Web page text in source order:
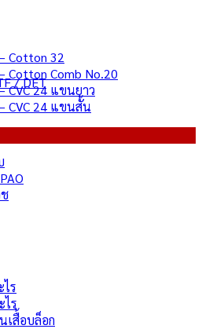
/ DFT
ร
ไร
เสื้อบล็อก
Cotton 32
Cotton Comb No.20
CVC 24 แขนยาว
CVC 24 แขนสั้น